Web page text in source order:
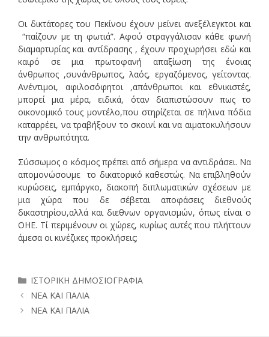
Οι δικτάτορες του Πεκίνου έχουν μείνει ανεξέλεγκτοι και
“παίζουν με τη φωτιά”. Αφού στραγγάλισαν κάθε φωνή
διαμαρτυρίας και αντίδρασης , έχουν προχωρήσει εδώ και
καιρό σε μια πρωτοφανή απαξίωση της ένοιας
άνθρωπος ,συνάνθρωπος, λαός, εργαζόμενος, γείτοντας.
Ανέντιμοι, αφιλοσόφητοι ,απάνθρωποι και εθνικιστές,
μπορεί μια μέρα, ειδικά, όταν διαπιστώσουν πως το
οικονομικό τους μοντέλο,που στηρίζεται σε πήλινα πόδια
καταρρέει, να τραβήξουν το σκοινί και να αιματοκυλήσουν
την ανθρωπότητα.
Σύσσωμος ο κόσμος πρέπει από σήμερα να αντιδράσει. Να
απομονώσουμε το δικατορικό καθεστώς. Να επιβληθούν
κυρώσεις, εμπάργκο, διακοπή διπλωματικών σχέσεων με
μια χώρα που δε σέβεται αποφάσεις διεθνούς
δικαστηρίου,αλλά και διεθνων οργανισμών, όπως είναι ο
ΟΗΕ. Τί περιμένουν οι χώρες, κυρίως αυτές που πλήττουν
άμεσα οι κινέζικες προκλήσεις;
Κατηγορίες
ΙΣΤΟΡΙΚΗ ΔΗΜΟΣΙΟΓΡΑΦΙΑ
ΝΕΑ ΚΑΙ ΠΑΛΙΑ
ΝΕΑ ΚΑΙ ΠΑΛΙΑ